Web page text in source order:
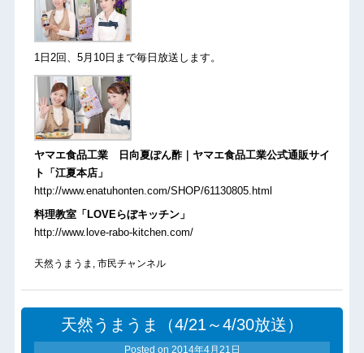
1日2回、5月10日まで毎日放送します。
ヤマエ食品工業 日向夏ぽん酢｜ヤマエ食品工業公式通販サイ
ト「江夏本店」
http://www.enatuhonten.com/SHOP/61130805.html
料理教室「LOVEらぼキッチン」
http://www.love-rabo-kitchen.com/
天然うまうま , 市民チャンネル
天然うまうま（4/21～4/30放送）
Posted on 2014年4月21日